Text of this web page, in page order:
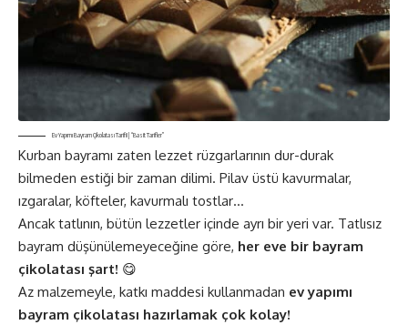
Ev Yapımı Bayram Çikolatası Tarifi! | “Basit Tarifler”
Kurban bayramı zaten lezzet rüzgarlarının dur-durak
bilmeden estiği bir zaman dilimi. Pilav üstü kavurmalar,
ızgaralar, köfteler, kavurmalı tostlar…
Ancak tatlının, bütün lezzetler içinde ayrı bir yeri var. Tatlısız
bayram düşünülemeyeceğine göre, her eve bir bayram
çikolatası şart! 😋
Az malzemeyle, katkı maddesi kullanmadan ev yapımı
bayram çikolatası hazırlamak çok kolay!